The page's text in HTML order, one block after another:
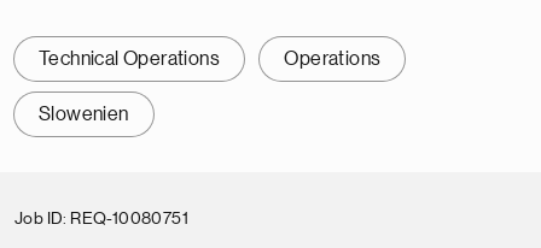
Technical Operations Operations
Slowenien
Job ID REQ-10080751